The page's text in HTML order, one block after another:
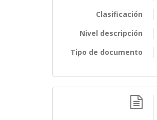
Clasificación
Nivel descripción
Tipo de documento